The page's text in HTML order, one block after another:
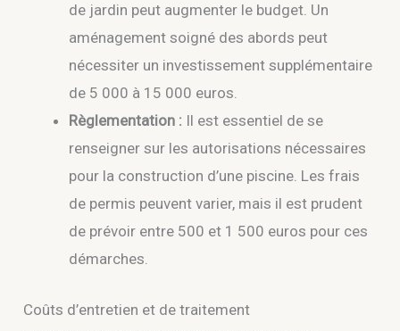
de jardin peut augmenter le budget. Un
aménagement soigné des abords peut
nécessiter un investissement supplémentaire
de 5 000 à 15 000 euros.
Règlementation : Il est essentiel de se
renseigner sur les autorisations nécessaires
pour la construction d’une piscine. Les frais
de permis peuvent varier, mais il est prudent
de prévoir entre 500 et 1 500 euros pour ces
démarches.
Coûts d’entretien et de traitement